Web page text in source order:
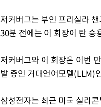
저커버그는 부인 프리실라
30분 전에는 이 회장이 탄 승
저커버그와 이 회장은 이번
발 중인 거대언어모델(LLM)
삼성전자는 최근 미국 실리